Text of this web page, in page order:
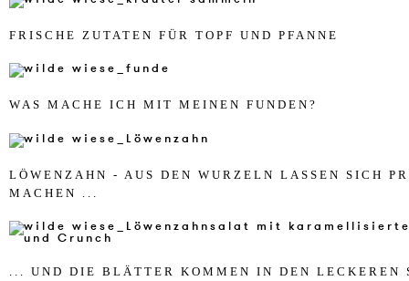
FR­I­SCHE ZU­TA­TEN FÜR TOPF UND PFAN­NE
WAS MA­CHE ICH MIT MEI­NEN FUN­DEN?
LÖWENZ­AHN - AUS DEN WUR­ZELN LASSEN SICH
MA­CHEN ...
... UND DIE BLÄTTER KOM­MEN IN DEN